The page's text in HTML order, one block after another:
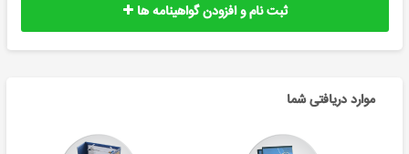
ثبت نام و افزودن گواهینامه ها
موارد دریافتی شما